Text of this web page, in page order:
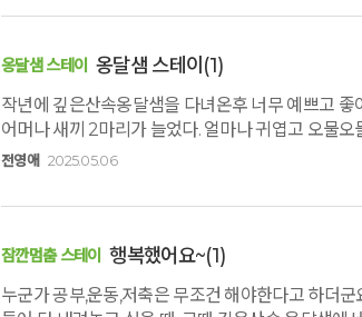
없이 흘러가는 시간 속에 마음까지 풀려버렸습니
옹달샘 스테이 옹달샘 스테이 (1)
작년에 깊은산속옹달샘을 다녀온후 너무 예쁘고
어머나 새끼 2마리가 늘었다. 얼마나 귀엽고 오물
좋던지... 가족 사진까지 찍어주고... 고마워요~^^ 다
이곳에서 우리는 즐거운 마음으로 명상프로그램으
전영애 2025.05.06
잠깐멈춤 스테이 행복했어요~(1)
누군가 공부,운동,저축은 무조건 해야한다고 하더